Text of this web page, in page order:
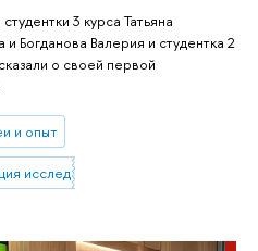
3 курса Татьяна
Богданова Валерия и студентка 2
о своей первой
и опыт
исследований Ближнего Востока